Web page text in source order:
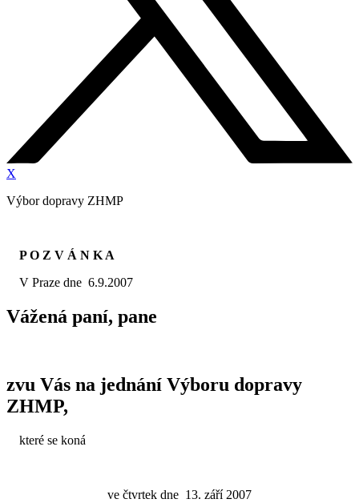
X
Výbor dopravy ZHMP
P O Z V Á N K A
V Praze dne 6.9.2007
Vážená paní, pane
zvu Vás na jednání Výboru dopravy
ZHMP,
které se koná
ve čtvrtek dne 13. září 2007